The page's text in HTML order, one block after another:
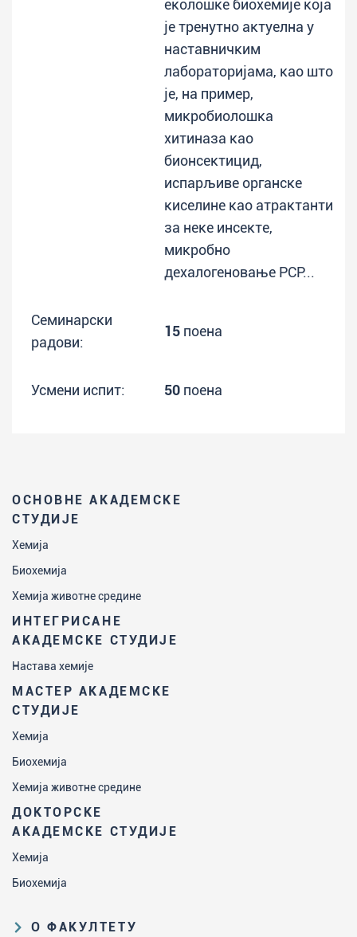
ОСНОВНЕ АКАДЕМСКЕ
СТУДИЈЕ
Хемија
Биохемија
Хемија животне средине
ИНТЕГРИСАНЕ
АКАДЕМСКЕ СТУДИЈЕ
Настава хемије
МАСТЕР АКАДЕМСКЕ
СТУДИЈЕ
Хемија
Биохемија
Хемија животне средине
ДОКТОРСКЕ
АКАДЕМСКЕ СТУДИЈЕ
Хемија
Биохемија
О ФАКУЛТЕТУ
еколошке биохемије која
је тренутно актуелна у
наставничким
лабораторијама, као што
је, на пример,
микробиолошка
хитиназа као
бионсектицид,
испарљиве органске
киселине као атрактанти
за неке инсекте,
микробно
дехалогеновање PCP...
Семинарски
радови:
15 поена
Усмени испит: 50 поена